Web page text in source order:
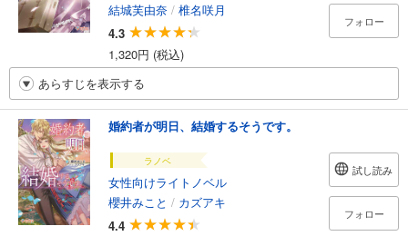
結城芙由奈 / 椎名咲月
4.3
1,320円 (税込)
フォロー
あらすじを表示する
婚約者が明日、結婚するそうです。
ラノベ
女性向けライトノベル
櫻井みこと / カズアキ
4.4
試し読み
フォロー